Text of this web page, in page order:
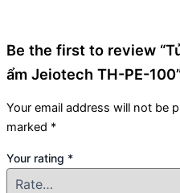
Be the first to review
ẩm Jeiotech TH-PE-
Your email address will not be
marked *
Your rating *